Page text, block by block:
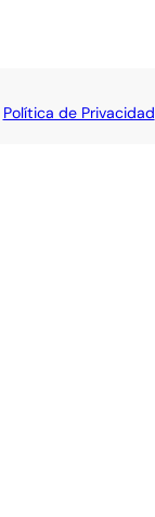
Política de Privacidad